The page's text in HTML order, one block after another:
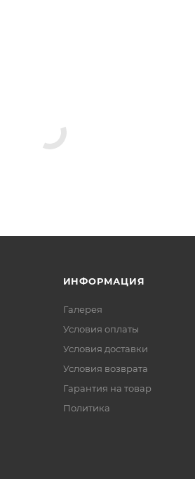
ИНФОРМАЦИЯ
Галерея
Условия оплаты
Условия доставки
Условия возврата
Гарантия на товар
Политика